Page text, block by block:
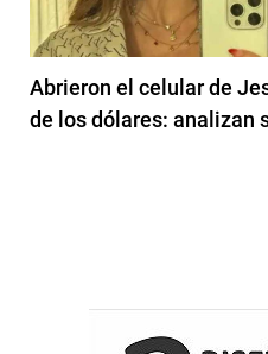
Abrieron el celular de
de los dólares: analizan